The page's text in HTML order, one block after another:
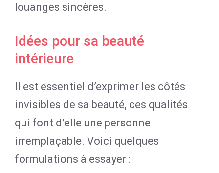
louanges sincères.
Idées pour sa beauté
intérieure
Il est essentiel d’exprimer les côtés
invisibles de sa beauté, ces qualités
qui font d’elle une personne
irremplaçable. Voici quelques
formulations à essayer :